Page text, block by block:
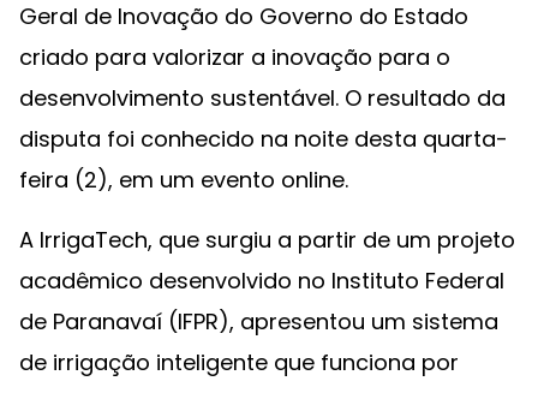
Geral de Inovação do Governo do Estado
criado para valorizar a inovação para o
desenvolvimento sustentável. O resultado da
disputa foi conhecido na noite desta quarta-
feira (2), em um evento online.
A IrrigaTech, que surgiu a partir de um projeto
acadêmico desenvolvido no Instituto Federal
de Paranavaí (IFPR), apresentou um sistema
de irrigação inteligente que funciona por